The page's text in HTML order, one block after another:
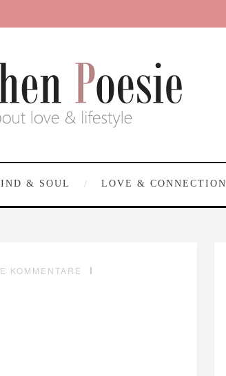
& SOUL LOVE & CONNECTION
KOMMENTARE